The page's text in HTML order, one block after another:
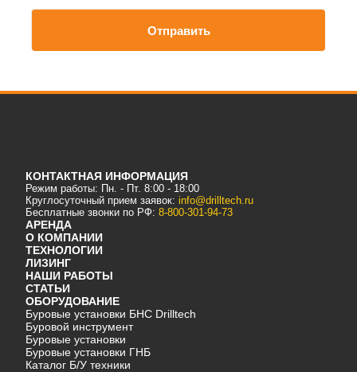
Отправить
КОНТАКТНАЯ ИНФОРМАЦИЯ
Режим работы: Пн. - Пт. 8:00 - 18:00
Круглосуточный прием заявок: info@drilltech.ru
Бесплатные звонки по РФ: 8-800-301-94-73
АРЕНДА
О КОМПАНИИ
ТЕХНОЛОГИИ
ЛИЗИНГ
НАШИ РАБОТЫ
СТАТЬИ
ОБОРУДОВАНИЕ
Буровые установки БНС Drilltech
Буровой инструмент
Буровые установки
Буровые установки ГНБ
Каталог Б/У техники